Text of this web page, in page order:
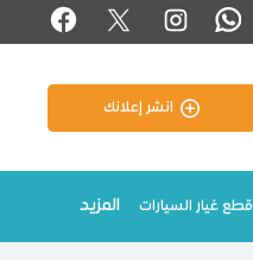
انشر إعلانك
قطع غيار السيارات المزيد